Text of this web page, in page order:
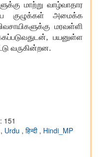
மாற்று வாழ்வாதார
குழுக்கள் அமைக்க
மரவள்ளி
பயனுள்ள
வருகின்றன.
151
, Urdu , हिन्दी , Hindi_MP